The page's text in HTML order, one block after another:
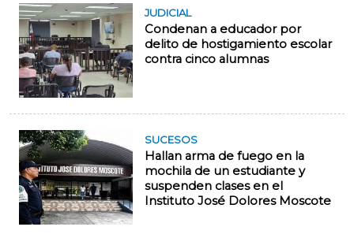
JUDICIAL
Condenan a educador por
delito de hostigamiento escolar
contra cinco alumnas
SUCESOS
Hallan arma de fuego en la
mochila de un estudiante y
suspenden clases en el
Instituto José Dolores Moscote